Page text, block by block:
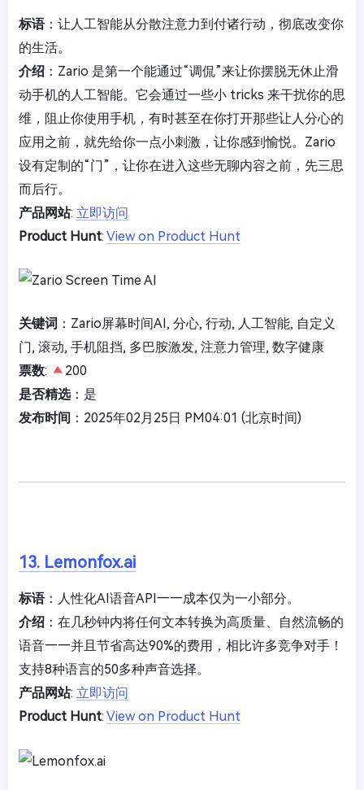
标语：让人工智能从分散注意力到付诸行动，彻底改变你
的生活。
介绍 ：Zario 是第一个能通过“调侃”来让你摆脱无休止滑
动手机的人工智能。它会通过一些小 tricks 来干扰你的思
维，阻止你使用手机，有时甚至在你打开那些让人分心的
应用之前，就先给你一点小刺激，让你感到愉悦。Zario
设有定制的“门”，让你在进入这些无聊内容之前，先三思
而后行。
产品网站: 立即访问
Product Hunt: View on Product Hunt
关键词 ：Zario屏幕时间AI, 分心, 行动, 人工智能, 自定义
门, 滚动, 手机阻挡, 多巴胺激发, 注意力管理, 数字健康
票数:
200
是否精选：是
发布时间 ：2025年02月25日 PM04:01 (北京时间)
13. Lemonfox.ai
标语：人性化AI语音API——成本仅为一小部分。
介绍 ：在几秒钟内将任何文本转换为高质量、自然流畅的
语音——并且节省高达90%的费用，相比许多竞争对手！
支持8种语言的50多种声音选择。
产品网站: 立即访问
Product Hunt: View on Product Hunt